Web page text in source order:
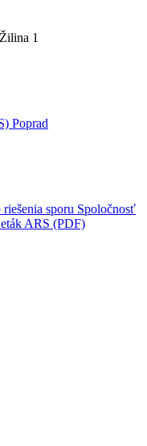
1
Poprad
riešenia sporu Spoločnosť
ARS (PDF)